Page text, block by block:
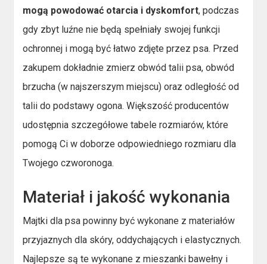
mogą powodować otarcia i dyskomfort, podczas
gdy zbyt luźne nie będą spełniały swojej funkcji
ochronnej i mogą być łatwo zdjęte przez psa. Przed
zakupem dokładnie zmierz obwód talii psa, obwód
brzucha (w najszerszym miejscu) oraz odległość od
talii do podstawy ogona. Większość producentów
udostępnia szczegółowe tabele rozmiarów, które
pomogą Ci w doborze odpowiedniego rozmiaru dla
Twojego czworonoga.
Materiał i jakość wykonania
Majtki dla psa powinny być wykonane z materiałów
przyjaznych dla skóry, oddychających i elastycznych.
Najlepsze są te wykonane z mieszanki bawełny i